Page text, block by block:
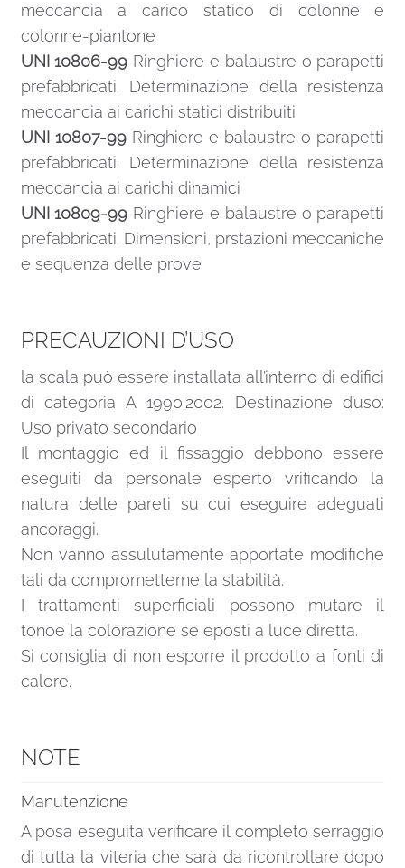
meccancia a carico statico di colonne e
colonne-piantone
UNI 10806-99 Ringhiere e balaustre o parapetti
prefabbricati. Determinazione della resistenza
meccancia ai carichi statici distribuiti
UNI 10807-99Ringhiere e balaustre o parapetti
prefabbricati. Determinazione della resistenza
meccancia ai carichi dinamici
UNI 10809-99 Ringhiere e balaustre o parapetti
prefabbricati. Dimensioni, prstazioni meccaniche
e sequenza delle prove
PRECAUZIONI D’USO
la scala può essere installata all’interno di edifici
di categoria A 1990:2002. Destinazione d’uso:
Uso privato secondario
Il montaggio ed il fissaggio debbono essere
eseguiti da personale esperto vrificando la
natura delle pareti su cui eseguire adeguati
ancoraggi.
Non vanno assulutamente apportate modifiche
tali da comprometterne la stabilità.
I trattamenti superficiali possono mutare il
tonoe la colorazione se eposti a luce diretta.
Si consiglia di non esporre il prodotto a fonti di
calore.
NOTE
Manutenzione
A posa eseguita verificare il completo serraggio
di tutta la viteria che sarà da ricontrollare dopo